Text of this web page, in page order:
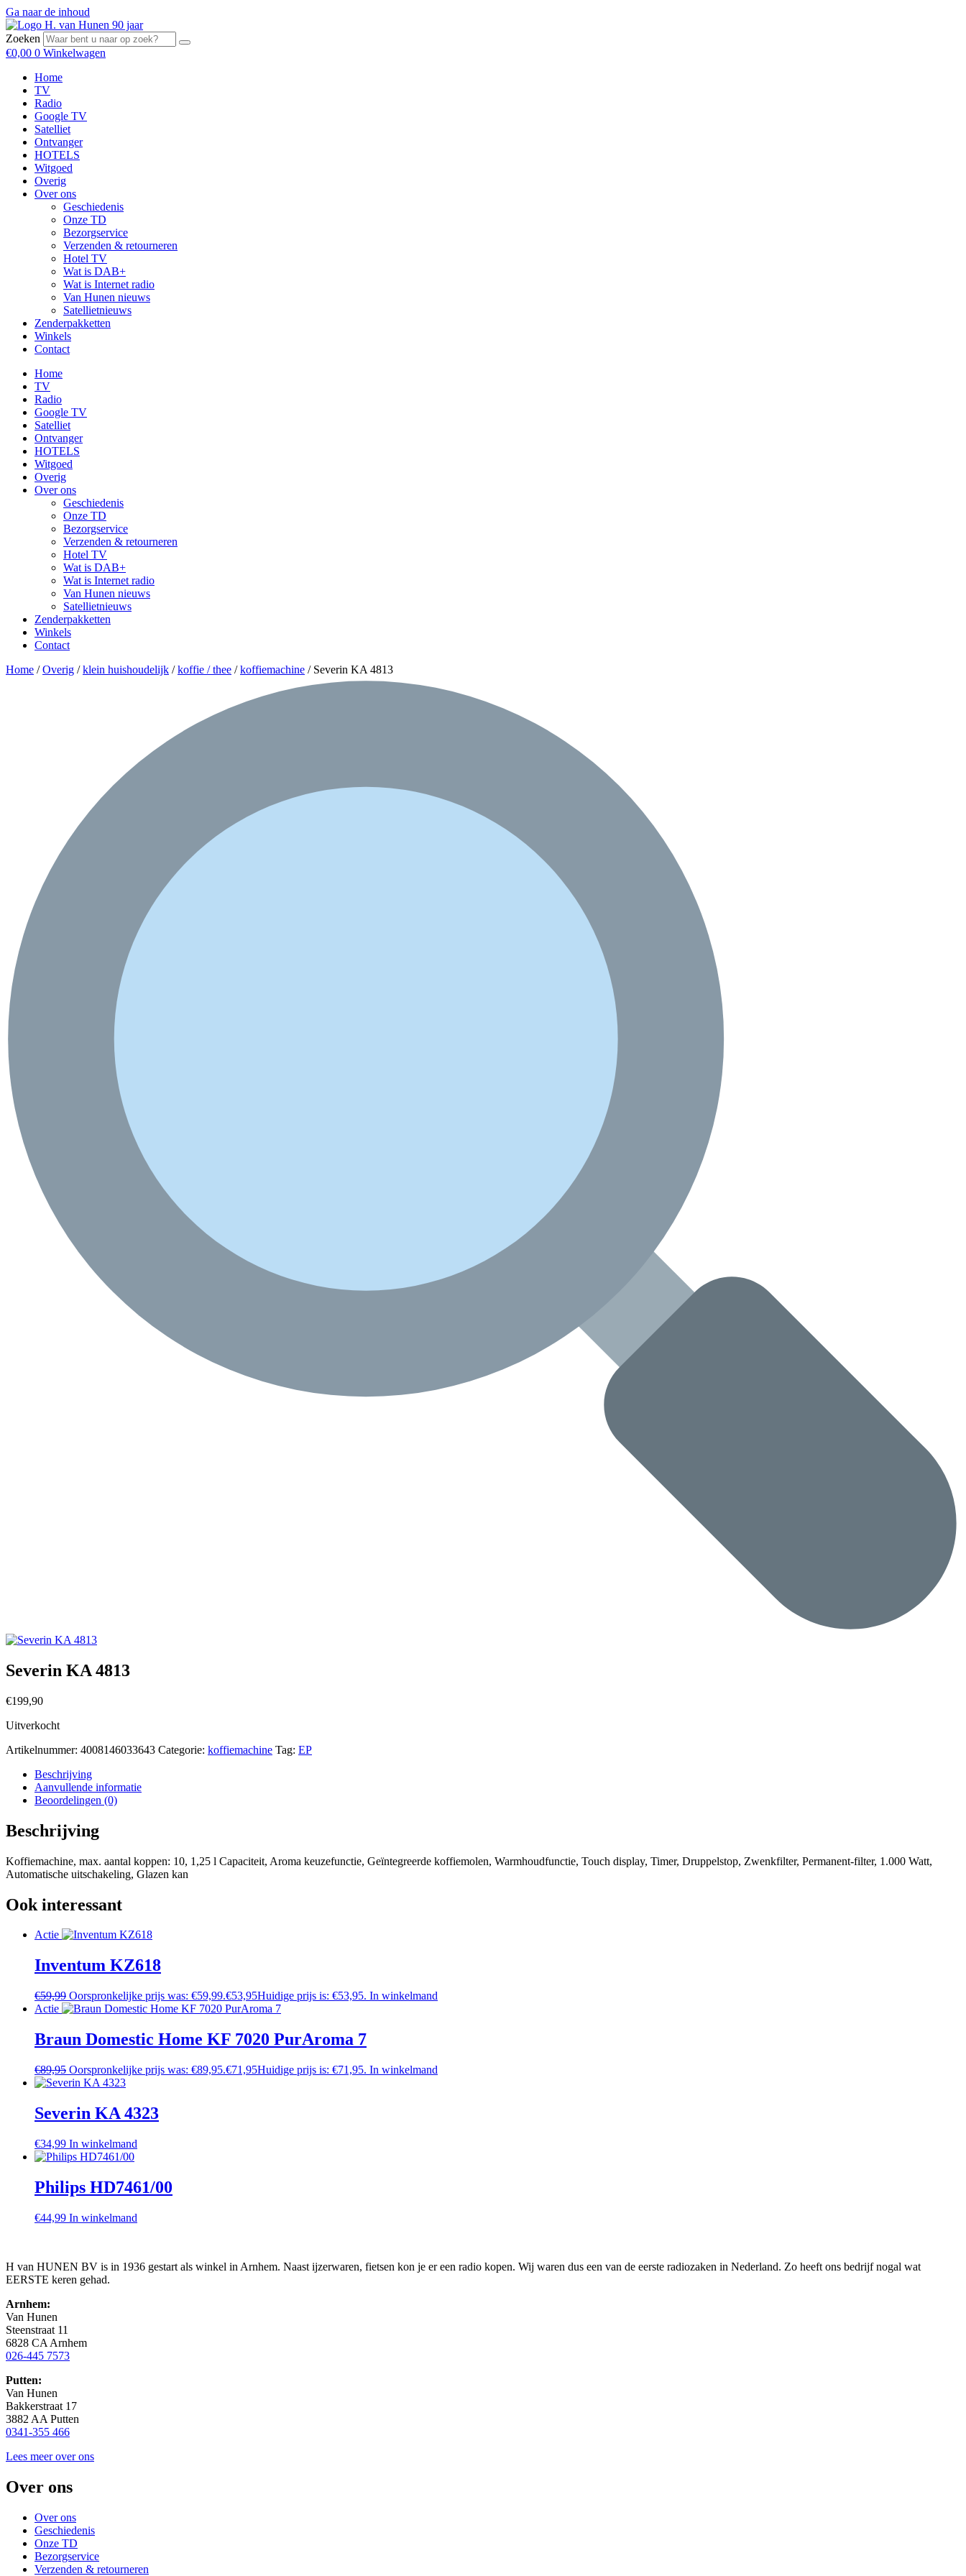
Ga naar de inhoud
Zoeken
€0,00 0 Winkelwagen
Home
TV
Radio
Google TV
Satelliet
Ontvanger
HOTELS
Witgoed
Overig
Over ons
Geschiedenis
Onze TD
Bezorgservice
Verzenden & retourneren
Hotel TV
Wat is DAB+
Wat is Internet radio
Van Hunen nieuws
Satellietnieuws
Zenderpakketten
Winkels
Contact
Home
TV
Radio
Google TV
Satelliet
Ontvanger
HOTELS
Witgoed
Overig
Over ons
Geschiedenis
Onze TD
Bezorgservice
Verzenden & retourneren
Hotel TV
Wat is DAB+
Wat is Internet radio
Van Hunen nieuws
Satellietnieuws
Zenderpakketten
Winkels
Contact
Home /Overig /klein huishoudelijk /koffie / thee /koffiemachine / Severin KA 4813
Severin KA 4813
€199,90
Uitverkocht
Artikelnummer: 4008146033643 Categorie: koffiemachine Tag: EP
Beschrijving
Aanvullende informatie
Beoordelingen (0)
Beschrijving
Koffiemachine, max. aantal koppen: 10, 1,25 l Capaciteit, Aroma keuzefunctie, Geïntegreerde koffiemolen, Warmhoudfunctie, Touch display, Timer, Druppelstop, Zwenkfilter, Permanent-filter, 1.000 Watt,
Automatische uitschakeling, Glazen kan
Ook interessant
Actie
Inventum KZ618
€59,99 Oorspronkelijke prijs was: €59,99.€53,95Huidige prijs is: €53,95. In winkelmand
Actie
Braun Domestic Home KF 7020 PurAroma 7
€89,95 Oorspronkelijke prijs was: €89,95.€71,95Huidige prijs is: €71,95. In winkelmand
Severin KA 4323
€34,99 In winkelmand
Philips HD7461/00
€44,99 In winkelmand
H van HUNEN BV is in 1936 gestart als winkel in Arnhem. Naast ijzerwaren, fietsen kon je er een radio kopen. Wij waren dus een van de eerste radiozaken in Nederland. Zo heeft ons bedrijf nogal wat
EERSTE keren gehad.
Arnhem:
Van Hunen
Steenstraat 11
6828 CA Arnhem
026-445 7573
Putten:
Van Hunen
Bakkerstraat 17
3882 AA Putten
0341-355 466
Lees meer over ons
Over ons
Over ons
Geschiedenis
Onze TD
Bezorgservice
Verzenden & retourneren